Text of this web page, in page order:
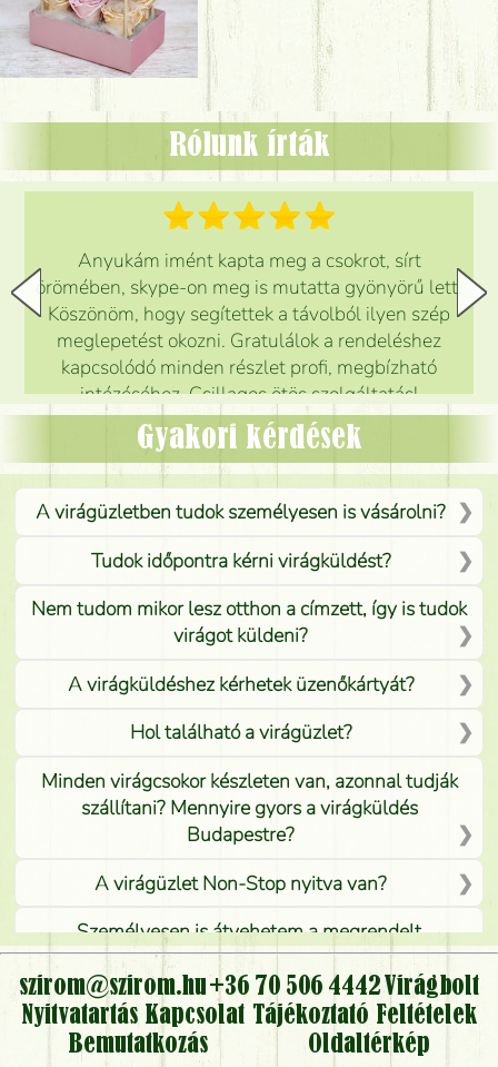
Rólunk írták
Anyukám imént kapta meg a csokrot, sírt
örömében, skype-on meg is mutatta gyönyörű lett.
Köszönöm, hogy segítettek a távolból ilyen szép
meglepetést okozni. Gratulálok a rendeléshez
kapcsolódó minden részlet profi, megbízható
intézéséhez. Csillagos ötös szolgáltatás!
Mónika
Gyakori kérdések
A virágüzletben tudok személyesen is vásárolni?
Tudok időpontra kérni virágküldést?
Nem tudom mikor lesz otthon a címzett, így is tudok
virágot küldeni?
A virágküldéshez kérhetek üzenőkártyát?
Hol található a virágüzlet?
Minden virágcsokor készleten van, azonnal tudják
szállítani? Mennyire gyors a virágküldés
Budapestre?
A virágüzlet Non-Stop nyitva van?
Személyesen is átvehetem a megrendelt
virágcsokrot, vagy csak virágküldéssel, kiszállítással
kérhető?
Vidékre is lehet rendelni?
szirom@szirom.hu +36 70 506 4442Virágbolt
Nyitvatartás Kapcsolat Tájékoztató Feltételek
Bemutatkozás
Oldaltérkép